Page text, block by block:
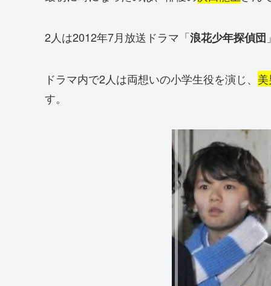
2人は2012年7月放送ドラマ「浪花少年探偵団
ドラマ内で2人は両想いの小学生役を演じ、
す。